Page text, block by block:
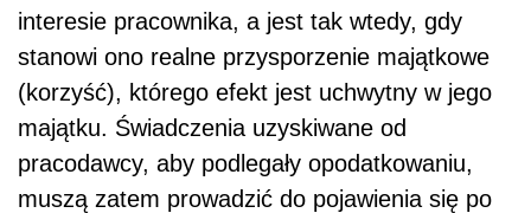
interesie pracownika, a jest tak wtedy, gdy
stanowi ono realne przysporzenie majątkowe
(korzyść), którego efekt jest uchwytny w jego
majątku. Świadczenia uzyskiwane od
pracodawcy, aby podlegały opodatkowaniu,
muszą zatem prowadzić do pojawienia się po